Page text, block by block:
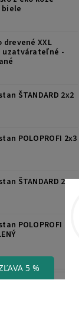
drevené XXL
uzatvárateľné -
ŠTANDARD 2x2
POLOPROFI 2x3
ŠTANDARD 2x3
POLOPROFI
5 %